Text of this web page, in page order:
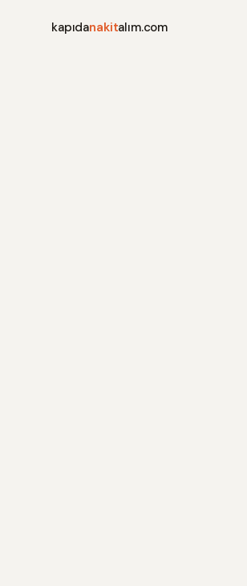
kapıdanakitalım.com